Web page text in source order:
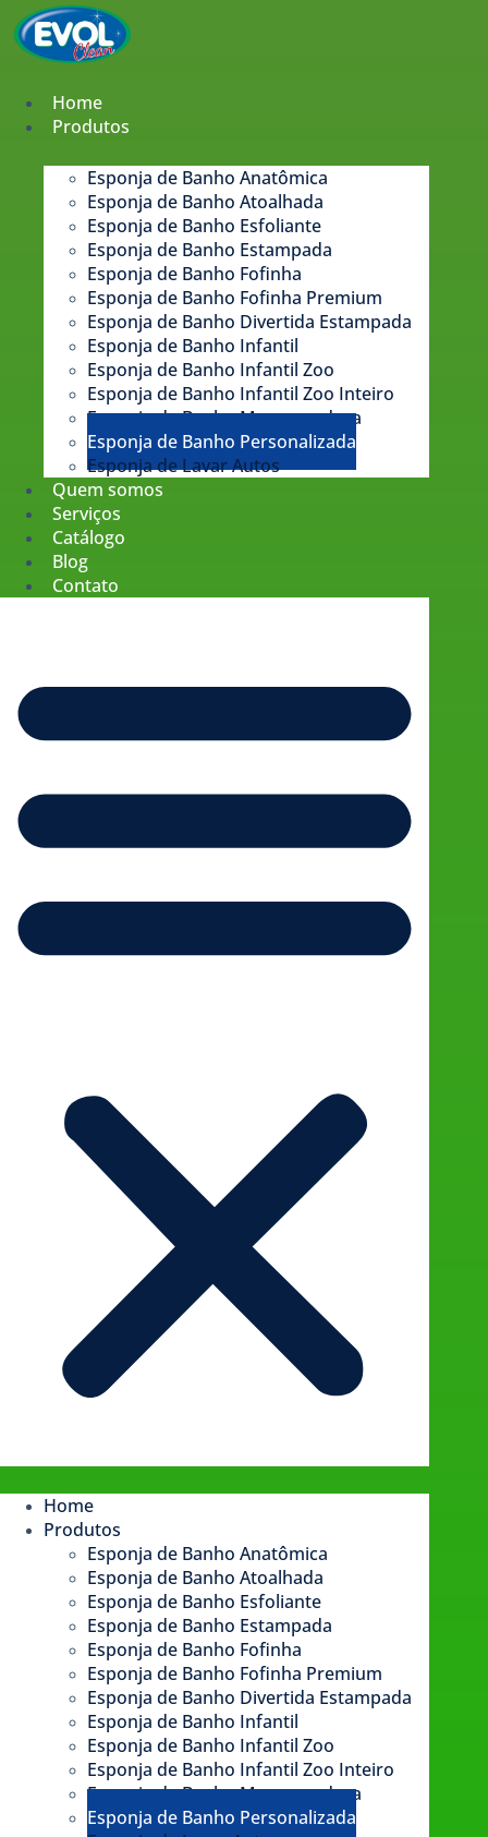
Pular
para
conteúdo
Home
Produtos
Esponja de Banho Anatômica
Esponja de Banho Atoalhada
Esponja de Banho Esfoliante
Esponja de Banho Estampada​
Esponja de Banho Fofinha
Esponja de Banho Fofinha Premium
Esponja de Banho Divertida Estampada
Esponja de Banho Infantil
Esponja de Banho Infantil Zoo
Esponja de Banho Infantil Zoo Inteiro
Esponja de Banho Massageadora
Esponja de Banho Personalizada
Esponja de Lavar Autos
Quem somos
Serviços
Catálogo
Blog
Contato
Home
Produtos
Esponja de Banho Anatômica
Esponja de Banho Atoalhada
Esponja de Banho Esfoliante
Esponja de Banho Estampada​
Esponja de Banho Fofinha
Esponja de Banho Fofinha Premium
Esponja de Banho Divertida Estampada
Esponja de Banho Infantil
Esponja de Banho Infantil Zoo
Esponja de Banho Infantil Zoo Inteiro
Esponja de Banho Massageadora
Esponja de Banho Personalizada